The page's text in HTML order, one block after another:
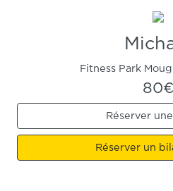
Fitness Park
80€
Réserver
Réserver un